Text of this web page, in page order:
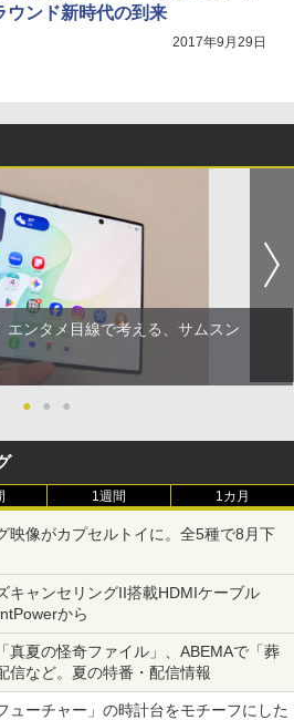
ウンド新時代の到来
2017年9月29日
エンタメ目線で考える、サムスン
● ● ●
1週間 1カ月
映像がカプセルトイに。全5種で8月下
キャンセリングII搭載HDMIケーブル
から
真夏の怪奇ファイル」、ABEMAで「葬
信など。夏の特番・配信情報
ューチャー」の時計台をモチーフにした